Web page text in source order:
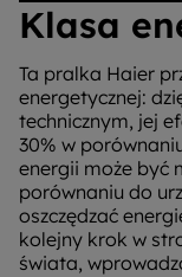
Klasa
Ta pralka Haier
energetycznej:
technicznym, jej
30% w
energii może być
porównaniu do
oszczędzać
kolejny krok w
świata,